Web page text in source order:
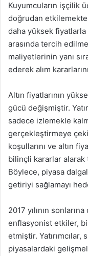
Kuyumcuların işçilik
doğrudan
daha yüksek fiyatlarla
arasında tercih
maliyetlerinin yanı
ederek alım
Altın fiyatlarının
gücü değişmiştir.
sadece izlemekle
gerçekleştirmeye
koşullarını ve altın
bilinçli kararlar alarak
Böylece, piyasa
getiriyi sağlamayı
2017 yılının
enflasyonist etkiler,
etmiştir.
piyasalardaki